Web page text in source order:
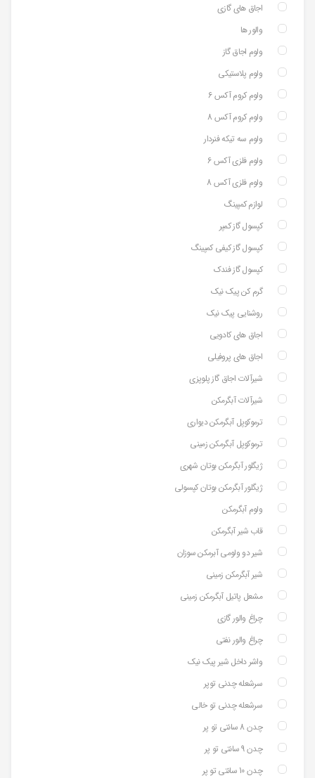
اجاق های گازی
والور ها
ولوم اجاق گاز
ولوم پلاستیکی
ولوم کروم آکس 6
ولوم کروم آکس 8
ولوم سه تیکه فنردار
ولوم فلزی آکس 6
ولوم فلزی آکس 8
لوازم کمپینگ
کپسول گاز کمپر
کپسول گاز کیفی کمپینگ
کپسول گاز فندک
گرم کن پیک نیک
روشنایی پیک نیک
اجاق های کادویی
اجاق های پروفیلی
شیرآلات اجاق گاز پلوپزی
شیرآلات آبگرمکن
ترموکوپل آبگرمکن دیواری
ترموکوپل آبگرمکن زمینی
ژیگلور آبگرمکن بوتان شهری
ژیگلور آبگرمکن بوتان کپسولی
ولوم آبگرمکن
قاب شیر آبگرمکن
شیر دو ولومی آبرمکن سوزان
شیر آبگرمکن زمینی
مشعل پاتیل آبگرمکن زمینی
چراغ والور گازی
چراغ والور نفتی
واشر داخل شیر پیک نیک
سرشعله چدنی توپر
سرشعله چدنی تو خالی
چدن 8 سانتی تو پر
چدن 9 سانتی تو پر
چدن 10 سانتی تو پر